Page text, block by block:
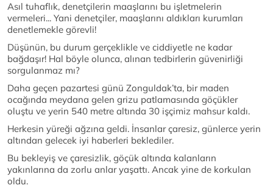
Asıl tuhaflık, denetçilerin maaşlarını bu işletmelerin
vermeleri... Yani denetçiler, maaşlarını aldıkları kurumları
denetlemekle görevli!
Düşünün, bu durum gerçeklikle ve ciddiyetle ne kadar
bağdaşır! Hal böyle olunca, alınan tedbirlerin güvenirliği
sorgulanmaz mı?
Daha geçen pazartesi günü Zonguldak’ta, bir maden
ocağında meydana gelen grizu patlamasında göçükler
oluştu ve yerin 540 metre altında 30 işçimiz mahsur kaldı.
Herkesin yüreği ağzına geldi. İnsanlar çaresiz, günlerce yerin
altından gelecek iyi haberleri beklediler.
Bu bekleyiş ve çaresizlik, göçük altında kalanların
yakınlarına da zorlu anlar yaşattı. Ancak yine de korkulan
oldu.